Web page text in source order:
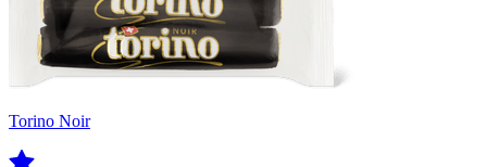
Torino Noir